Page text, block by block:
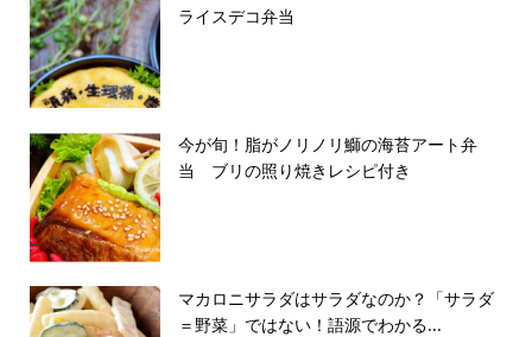
ライスデコ弁当
今が旬！脂がノリノリ鰤の海苔アート弁
当 ブリの照り焼きレシピ付き
マカロニサラダはサラダなのか？「サラダ
＝野菜」ではない！語源でわかる...